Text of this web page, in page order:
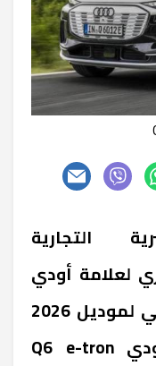
التجارية
لعلامة أودي
في مصر، عن الإطلاق الرسمي لموديل 2026
من السيارة الكهربائية أودي Q6 e-tron